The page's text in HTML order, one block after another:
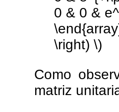
0 & 0 &
\right) \)
Como
matriz